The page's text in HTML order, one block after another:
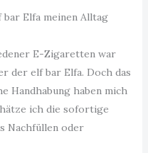
Elfa meinen Alltag
E-Zigaretten war
der elf bar Elfa. Doch das
Handhabung haben mich
ich die sofortige
Nachfüllen oder